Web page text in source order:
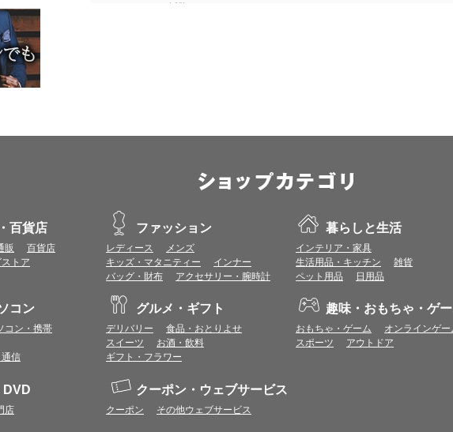
Android 15以降
※上記環境範囲内であっても、ブラウザとOSの組み合わせにより、 一部表
すので、推奨ブラウザでのご利用をお願いいたします。
本サービスではCookieとJavaScriptの機能を使用している為、Cookieと
ポイント付与につきまして
ワールドプレゼントのポイント通常1倍分に加え、上乗せとなる1〜19倍分のポ
ントとして付与いたします。
プレミアムポイント付与の対象は、商品代金のみ（税・送料等を除く）となりま
プレミアムポイントの付与予定時期は、カードご利用代金のご請求月と異なる
とに異なりますので、各ショップのショップ詳細ページにてご確認ください。
200円のご利用につき1ポイントとして計算されるため、一部の法人カード等
が異なる場合があります。
商品購入後、購入内容等に変更があった場合は、プレミアムポイント付与の対
商品をキャンセル・返品した場合は、プレミアムポイント付与の対象となりませ
同一ショップで複数回ご利用される場合は、1回のご利用ごとにポイントUPモ
百貨店
販
百貨店
トア
ファッション
レディース
メンズ
キッズ・マタニティー
インナー
バッグ・財布
アクセサリー・腕時計
暮らしと生活
インテリア・家具
生活用品・キッチン
雑貨
ペット用品
日用品
コン
コン・携帯
信
グルメ・ギフト
デリバリー
食品・おとりよせ
スイーツ
お酒・飲料
ギフト・フラワー
趣味・おもちゃ・ゲ
おもちゃ・ゲーム
オンラインゲー
スポーツ
アウトドア
DVD
店
クーポン・ウェブサービス
クーポン その他ウェブサービス